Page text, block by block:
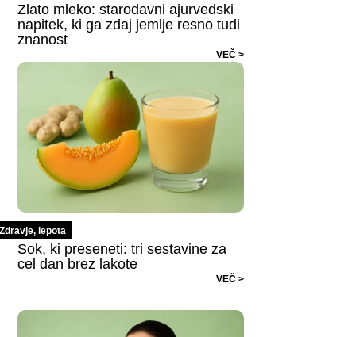
Zlato mleko: starodavni ajurvedski
napitek, ki ga zdaj jemlje resno tudi
znanost
VEČ >
Zdravje, lepota
Sok, ki preseneti: tri sestavine za
cel dan brez lakote
VEČ >